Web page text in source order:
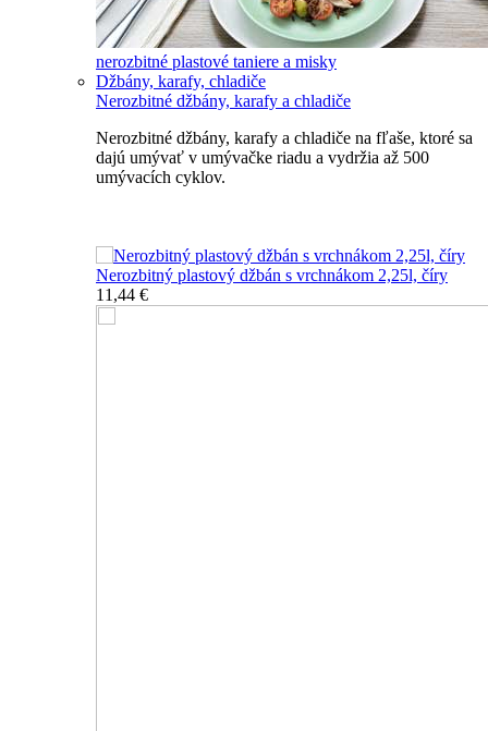
nerozbitné plastové taniere a misky
Džbány, karafy, chladiče
Nerozbitné džbány, karafy a chladiče
Nerozbitné džbány, karafy a chladiče na fľaše, ktoré sa
dajú umývať v umývačke riadu a vydržia až 500
umývacích cyklov.
Nerozbitný plastový džbán s vrchnákom 2,25l, číry
11,44 €